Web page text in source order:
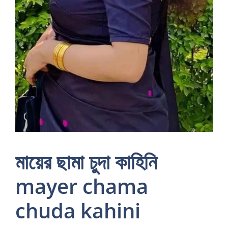
মায়ের ছামা চুদা কাহিনি
mayer chama
chuda kahini